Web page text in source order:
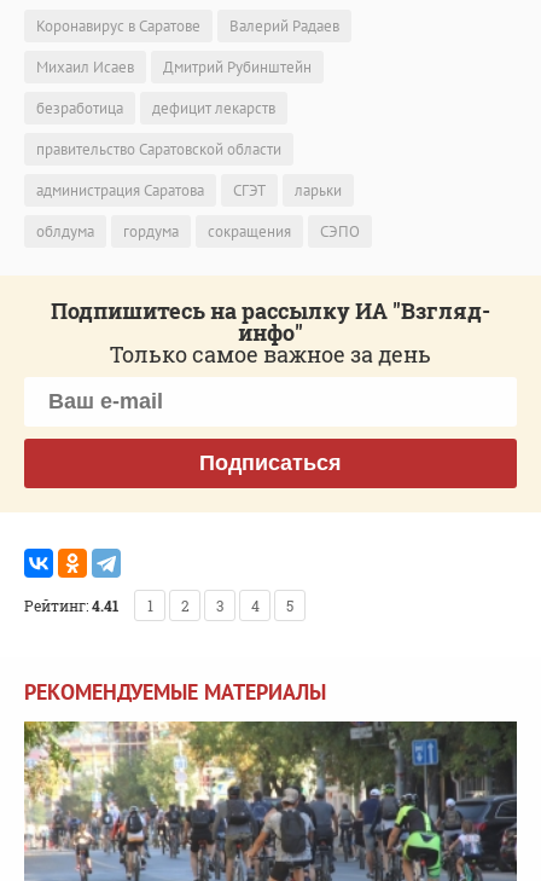
Коронавирус в Саратове
Валерий Радаев
Михаил Исаев
Дмитрий Рубинштейн
безработица
дефицит лекарств
правительство Саратовской области
администрация Саратова
СГЭТ
ларьки
облдума
гордума сокращения СЭПО
Подпишитесь на рассылку ИА "Взгляд-
инфо"
Только самое важное за день
Подписаться
Рейтинг:4.41 1 2 3 4 5
РЕКОМЕНДУЕМЫЕ МАТЕРИАЛЫ